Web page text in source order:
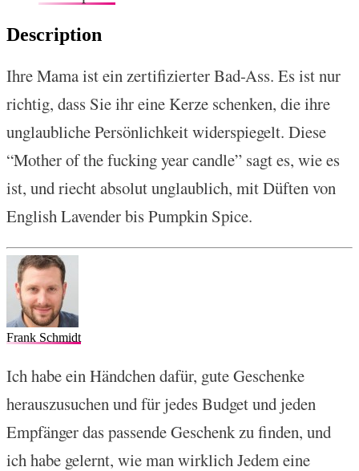
Description
Ihre Mama ist ein zertifizierter Bad-Ass. Es ist nur
richtig, dass Sie ihr eine Kerze schenken, die ihre
unglaubliche Persönlichkeit widerspiegelt. Diese
“Mother of the fucking year candle” sagt es, wie es
ist, und riecht absolut unglaublich, mit Düften von
English Lavender bis Pumpkin Spice.
Frank Schmidt
Ich habe ein Händchen dafür, gute Geschenke
herauszusuchen und für jedes Budget und jeden
Empfänger das passende Geschenk zu finden, und
ich habe gelernt, wie man wirklich Jedem eine